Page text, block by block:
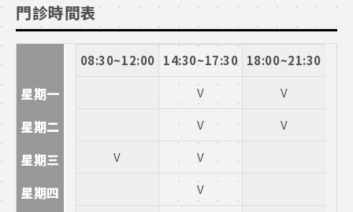
門診時間表
星期一
星期二
星期三
星期四
08:30~12:00
V
14:30~17:30
V
V
V
V
18:00~21:30
V
V